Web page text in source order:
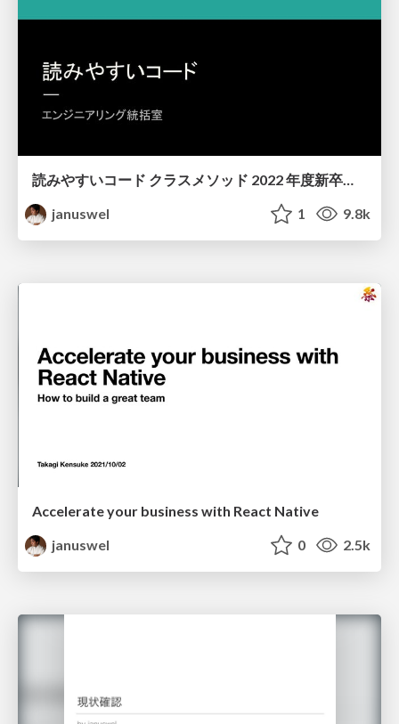
januswel
1 9.8k
Accelerate your business with React Native
januswel
0 2.5k